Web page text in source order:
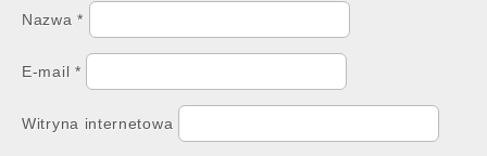
Nazwa*
E-mail *
Witryna internetowa